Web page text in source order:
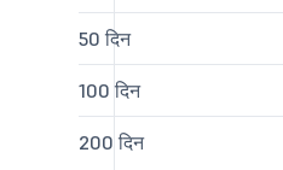
50 दिन
100 दिन
200 दिन